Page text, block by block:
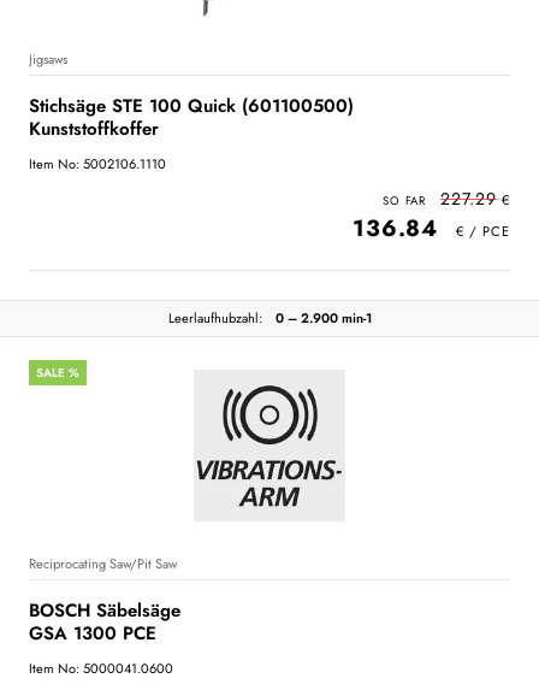
Jigsaws
Stichsäge STE 100 Quick (601100500)
Kunststoffkoffer
Item No: 5002106.1110
227.29
136.84
Leerlaufhubzahl: 0 – 2.900 min-1
SALE %
Reciprocating Saw/Pit Saw
BOSCH Säbelsäge
GSA 1300 PCE
Item No: 5000041.0600